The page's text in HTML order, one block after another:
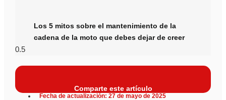
Los 5 mitos sobre el mantenimiento de la
cadena de la moto que debes dejar de creer
Comparte este artículo
Fecha de actualización: 27 de mayo de 2025